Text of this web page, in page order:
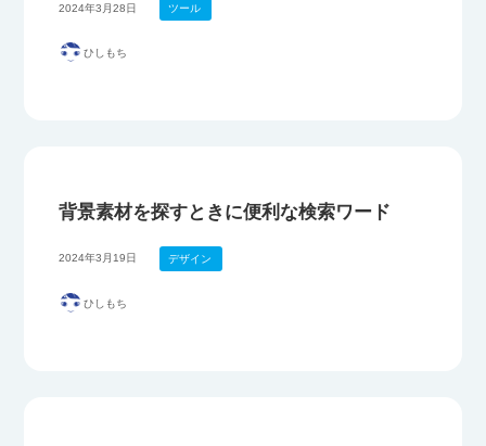
2024年3月28日 ツール
ひしもち
背景素材を探すときに便利な検索ワード
2024年3月19日 デザイン
ひしもち